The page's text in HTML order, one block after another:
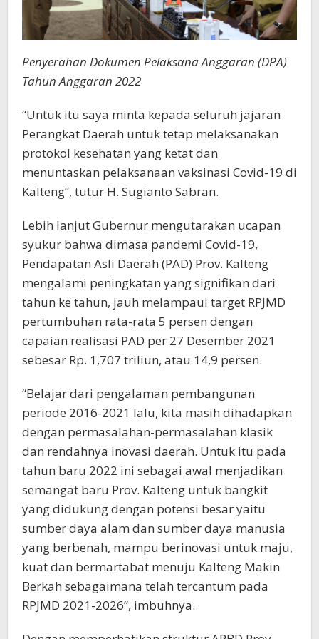
Penyerahan Dokumen Pelaksana Anggaran (DPA)
Tahun Anggaran 2022
“Untuk itu saya minta kepada seluruh jajaran
Perangkat Daerah untuk tetap melaksanakan
protokol kesehatan yang ketat dan
menuntaskan pelaksanaan vaksinasi Covid-19 di
Kalteng”, tutur H. Sugianto Sabran.
Lebih lanjut Gubernur mengutarakan ucapan
syukur bahwa dimasa pandemi Covid-19,
Pendapatan Asli Daerah (PAD) Prov. Kalteng
mengalami peningkatan yang signifikan dari
tahun ke tahun, jauh melampaui target RPJMD
pertumbuhan rata-rata 5 persen dengan
capaian realisasi PAD per 27 Desember 2021
sebesar Rp. 1,707 triliun, atau 14,9 persen.
“Belajar dari pengalaman pembangunan
periode 2016-2021 lalu, kita masih dihadapkan
dengan permasalahan-permasalahan klasik
dan rendahnya inovasi daerah. Untuk itu pada
tahun baru 2022 ini sebagai awal menjadikan
semangat baru Prov. Kalteng untuk bangkit
yang didukung dengan potensi besar yaitu
sumber daya alam dan sumber daya manusia
yang berbenah, mampu berinovasi untuk maju,
kuat dan bermartabat menuju Kalteng Makin
Berkah sebagaimana telah tercantum pada
RPJMD 2021-2026”, imbuhnya.